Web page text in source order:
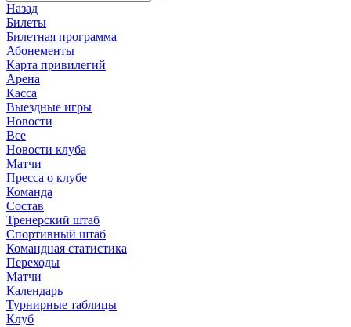
Назад
Билеты
Билетная программа
Абонементы
Карта привилегий
Арена
Касса
Выездные игры
Новости
Все
Новости клуба
Матчи
Пресса о клубе
Команда
Состав
Тренерский штаб
Спортивный штаб
Командная статистика
Переходы
Матчи
Календарь
Турнирные таблицы
Клуб